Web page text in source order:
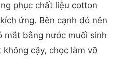
phục chất liệu cotton
ứng. Bên cạnh đó nên
mắt bằng nước muối sinh
cậy, chọc làm vỡ